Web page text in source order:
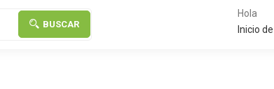
BUSCAR
Hola
Inicio